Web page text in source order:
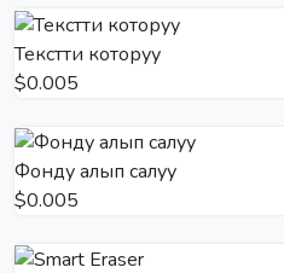
Текстти которуу
$0.005
Фонду алып салуу
$0.005